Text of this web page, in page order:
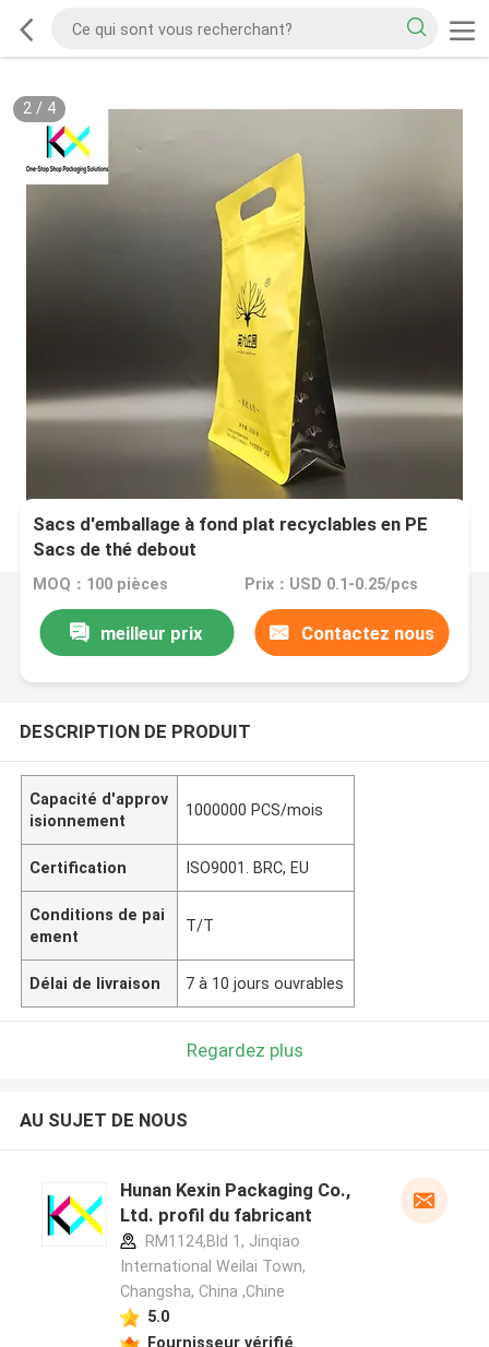
2/ 4
Sacs d'emballage à fond plat recyclables en PE
Sacs de thé debout
MOQ：100 pièces Prix：USD 0.1-0.25/pcs
meilleur prix Contactez nous
DESCRIPTION DE PRODUIT
Capacité d'approv
isionnement
1000000 PCS/mois
Certification ISO9001. BRC, EU
Conditions de pai
ement
T/T
Délai de livraison 7 à 10 jours ouvrables
Regardez plus
AU SUJET DE NOUS
Hunan Kexin Packaging Co.,
Ltd. profil du fabricant
RM1124,Bld 1, Jinqiao
International Weilai Town,
Changsha, China ,Chine
5.0
Fournisseur vérifié